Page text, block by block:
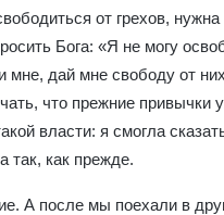
от грехов,
Бога: «Я не могу
мне, дай мне свободу от
что прежние привычки
власти: я смогла
так, как прежде.
А после мы поехали в